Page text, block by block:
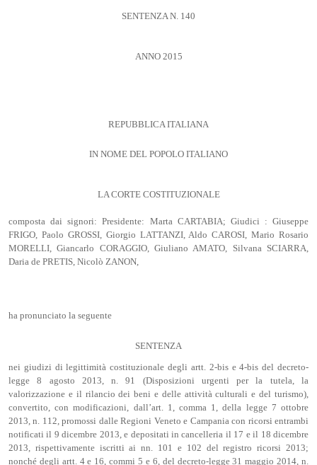
SENTENZA N. 140
ANNO 2015
REPUBBLICA ITALIANA
IN NOME DEL POPOLO ITALIANO
LA CORTE COSTITUZIONALE
composta dai signori: Presidente: Marta CARTABIA; Giudici : Giuseppe
FRIGO, Paolo GROSSI, Giorgio LATTANZI, Aldo CAROSI, Mario Rosario
MORELLI, Giancarlo CORAGGIO, Giuliano AMATO, Silvana SCIARRA,
Daria de PRETIS, Nicolò ZANON,
ha pronunciato la seguente
SENTENZA
nei giudizi di legittimità costituzionale degli artt. 2-bis e 4-bis del decreto-
legge 8 agosto 2013, n. 91 (Disposizioni urgenti per la tutela, la
valorizzazione e il rilancio dei beni e delle attività culturali e del turismo),
convertito, con modificazioni, dall’art. 1, comma 1, della legge 7 ottobre
2013, n. 112, promossi dalle Regioni Veneto e Campania con ricorsi entrambi
notificati il 9 dicembre 2013, e depositati in cancelleria il 17 e il 18 dicembre
2013, rispettivamente iscritti ai nn. 101 e 102 del registro ricorsi 2013;
nonché degli artt. 4 e 16, commi 5 e 6, del decreto-legge 31 maggio 2014, n.